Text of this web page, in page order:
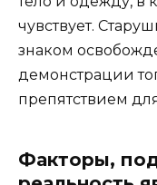
чувствует.
знаком
демонстрации
препятствием
Факторы,